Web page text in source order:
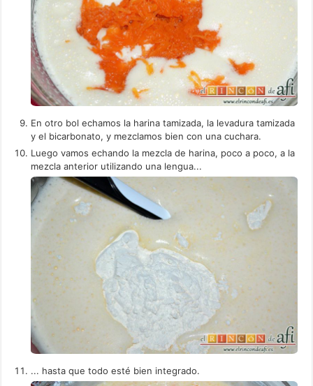
En otro bol echamos la harina tamizada, la levadura tamizada
y el bicarbonato, y mezclamos bien con una cuchara.
Luego vamos echando la mezcla de harina, poco a poco, a la
mezcla anterior utilizando una lengua...
... hasta que todo esté bien integrado.